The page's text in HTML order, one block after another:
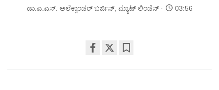
ಡಾ.ಎ.ಎಸ್. ಅಲೆಕ್ಸಾಂಡರ್ ಬರ್ಜಿನ್, ಮ್ಯಾಟ್ ಲಿಂಡೆನ್ 03:56
on